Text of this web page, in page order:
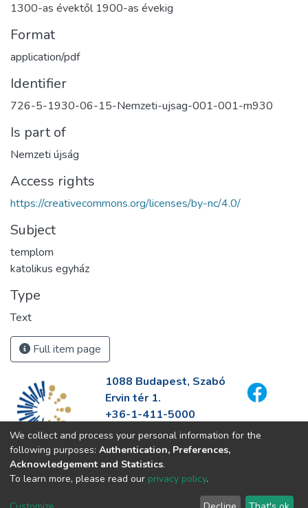
1300-as évektől 1900-as évekig
Format
application/pdf
Identifier
726-5-1930-06-15-Nemzeti-ujsag-001-001-m930
Is part of
Nemzeti újság
Access rights
https://creativecommons.org/licenses/by-nc/4.0/
Subject
templom
katolikus egyház
Type
Text
Full item page
1088 Budapest, Szabó
Ervin tér 1.
+36-1-411-5000
info@fszek.hu
https://fszek.hu
We collect and process your personal information for the
following purposes: Authentication, Preferences,
Acknowledgement and Statistics.
To learn more, please read our privacy policy.